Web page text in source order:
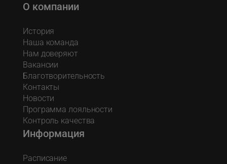
О компании
История
Наша команда
Нам доверяют
Вакансии
Благотворительность
Контакты
Новости
Программа лояльности
Контроль качества
Информация
Расписание